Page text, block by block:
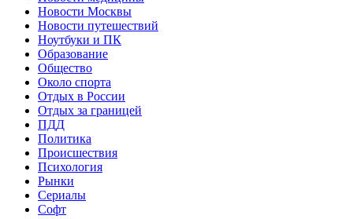
Новости Москвы
Новости путешествий
Ноутбуки и ПК
Образование
Общество
Около спорта
Отдых в России
Отдых за границей
ПДД
Политика
Происшествия
Психология
Рынки
Сериалы
Софт